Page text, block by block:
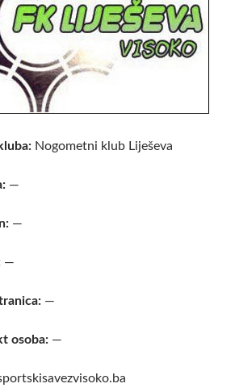
Nogometni klub Liješeva
—
—
—
—
osoba: —